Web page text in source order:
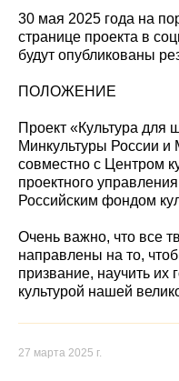
30 мая 2025 года на
странице проекта в
будут опубликованы
ПОЛОЖЕНИЕ
Проект «Культура для
Минкультуры России
совместно с Центром
проектного
Российским фондом
Очень важно, что все
направлены на то,
призвание, научить их
культурой нашей
27 марта 2025 г.